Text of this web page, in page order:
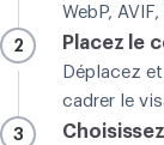
WebP,
2 Placez le
Déplacez
cadrer le
3